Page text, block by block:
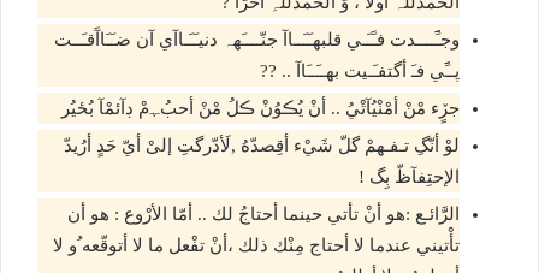
وجـََََــــدت فـََـَـي قلبهـَـَــاآ جنّــــَھہ دنيـَـَـاآي آن ضـَـَاآَقـَــت
پــَََي فـَ أگتفـَـيت بهــَــَاآ .. ??
جڒٍء مْنْ أمْنْيُآتْيُ .. أنْ يُڪوُنْ ڪلُ مْنْ أحبُﮩمْ ڊآئمْآ بُځيُر
لوْ أنّگِ تـفـهمْ گلّ شَيْء أقِصدّهُ ,لَأدّرگتِ إلىْ أيّ حَدٍ أرُيدّ
الإحتِفآظّ بِگ !
الرَّائـع :هو أنْ تأتي حينما أحتاجُ لك .. أمّا الأرْوع : هو أن
تأْتيني عندما لا أحتاج مِنْك ذلك ،أنْ تفْعل ما لا أتوقّعه ُو لا